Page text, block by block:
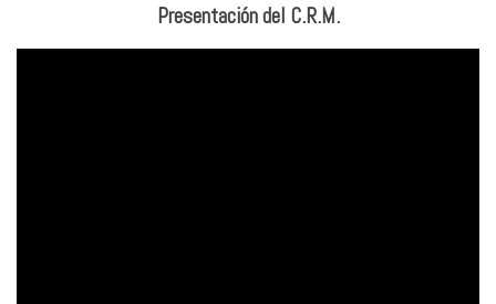
Presentación del C.R.M.